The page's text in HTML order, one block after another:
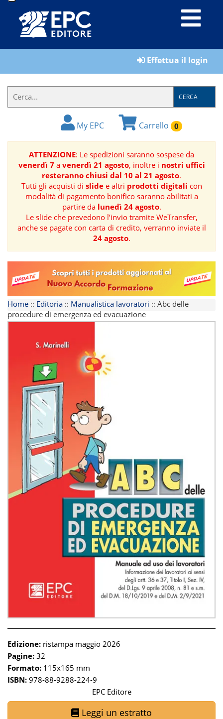
LIBRI
IL
FORMATORE
BOOK
RIVISTE
MANUALISTICA
SOFTWARE
TEMATICHE
Effettua il login
CERCA
My EPC Carrello 0
ATTENZIONE: Le spedizioni saranno sospese da
venerdì 7a venerdì 21 agosto, inoltre i nostri uffici
resteranno chiusi dal 10 al 21 agosto.
Tutti gli acquisti di slidee altri prodotti digitali con
modalità di pagamento bonifico saranno abilitati a
partire da lunedì 24 agosto.
Le slide che prevedono l’invio tramite WeTransfer,
anche se pagate con carta di credito, verranno inviate il
24 agosto.
Home :: Editoria :: Manualistica lavoratori :: Abc delle
procedure di emergenza ed evacuazione
Edizione: ristampa maggio 2026
Pagine: 32
Formato: 115x165 mm
ISBN: 978-88-9288-224-9
EPC Editore
Leggi un estratto